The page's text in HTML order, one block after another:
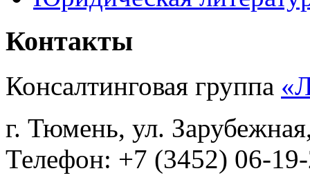
Контакты
Консалтинговая группа
г. Тюмень, ул.
Телефон: +7 (3452) 06-